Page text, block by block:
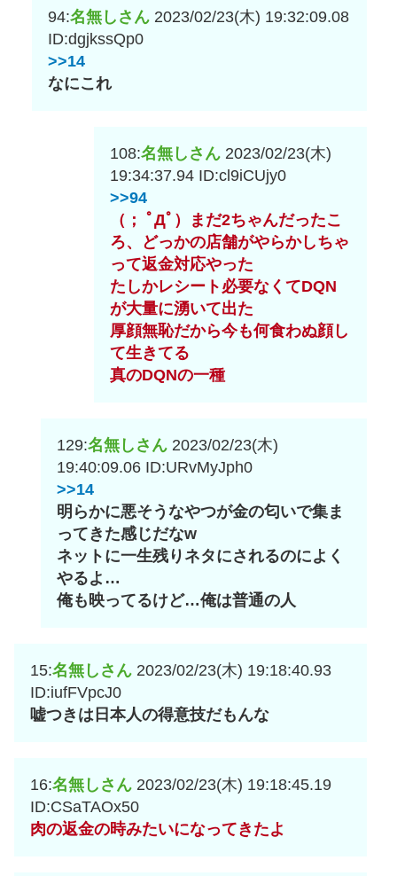
94:名無しさん 2023/02/23(木) 19:32:09.08
ID:dgjkssQp0
>>14
なにこれ
108:名無しさん 2023/02/23(木)
19:34:37.94 ID:cl9iCUjy0
>>94
（； ﾟДﾟ）まだ2ちゃんだったこ
ろ、どっかの店舗がやらかしちゃ
って返金対応やった
たしかレシート必要なくてDQN
が大量に湧いて出た
厚顔無恥だから今も何食わぬ顔し
て生きてる
真のDQNの一種
129:名無しさん 2023/02/23(木)
19:40:09.06 ID:URvMyJph0
>>14
明らかに悪そうなやつが金の匂いで集ま
ってきた感じだなw
ネットに一生残りネタにされるのによく
やるよ…
俺も映ってるけど…俺は普通の人
15:名無しさん 2023/02/23(木) 19:18:40.93
ID:iufFVpcJ0
嘘つきは日本人の得意技だもんな
16:名無しさん 2023/02/23(木) 19:18:45.19
ID:CSaTAOx50
肉の返金の時みたいになってきたよ